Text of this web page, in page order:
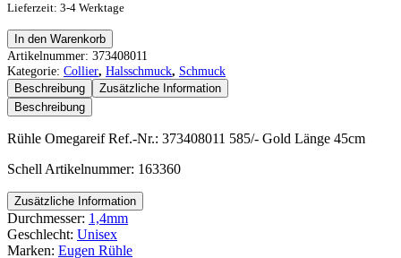
Lieferzeit: 3-4 Werktage
Rühle
Omegareif
Menge
In den Warenkorb
Artikelnummer: 373408011
Kategorie: Collier, Halsschmuck, Schmuck
Beschreibung
Zusätzliche Information
Beschreibung
Rühle Omegareif Ref.-Nr.: 373408011 585/- Gold Länge 45cm
Schell Artikelnummer: 163360
Zusätzliche Information
Durchmesser: 1,4mm
Geschlecht: Unisex
Marken: Eugen Rühle